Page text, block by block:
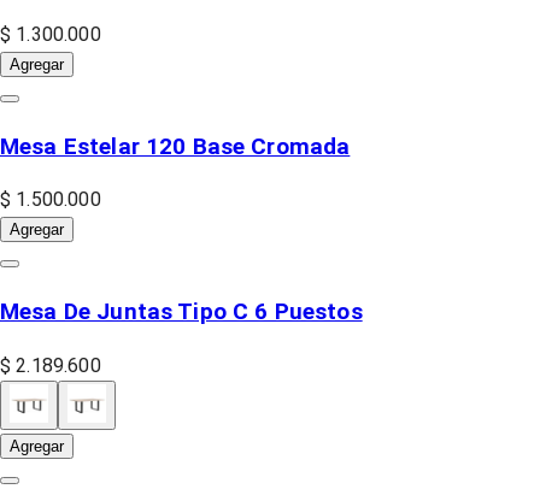
$ 1.300.000
Agregar
Mesa Estelar 120 Base Cromada
$ 1.500.000
Agregar
Mesa De Juntas Tipo C 6 Puestos
$ 2.189.600
Agregar